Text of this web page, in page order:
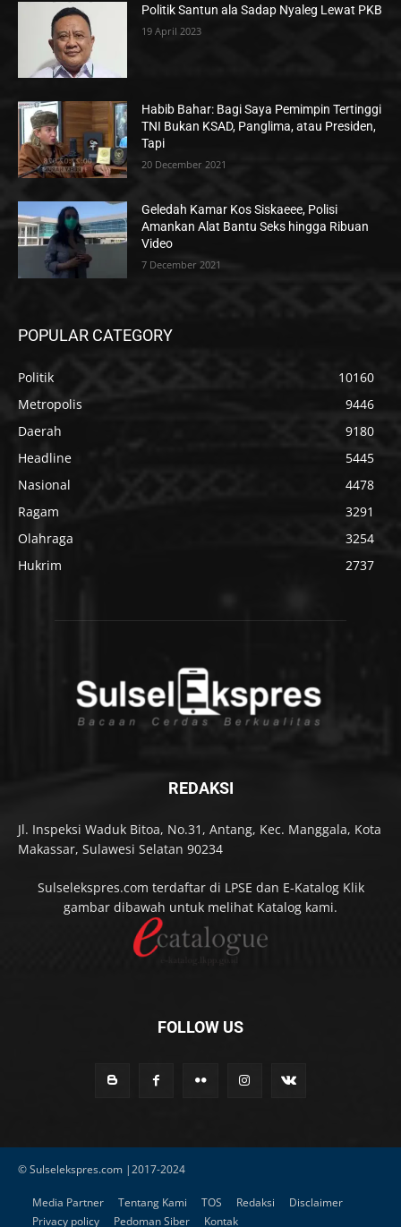
Politik Santun ala Sadap Nyaleg Lewat PKB
19 April 2023
Habib Bahar: Bagi Saya Pemimpin Tertinggi
TNI Bukan KSAD, Panglima, atau Presiden,
Tapi
20 December 2021
Geledah Kamar Kos Siskaeee, Polisi
Amankan Alat Bantu Seks hingga Ribuan
Video
7 December 2021
POPULAR CATEGORY
Politik
10160
Metropolis
9446
Daerah
9180
Headline
5445
Nasional
4478
Ragam
3291
Olahraga
3254
Hukrim
2737
REDAKSI
Jl. Inspeksi Waduk Bitoa, No.31, Antang, Kec. Manggala, Kota
Makassar, Sulawesi Selatan 90234
Sulselekspres.com terdaftar di LPSE dan E-Katalog Klik
gambar dibawah untuk melihat Katalog kami.
FOLLOW US
© Sulselekspres.com |2017-2024
Media Partner Tentang Kami TOS Redaksi
Disclaimer
Privacy policy
Pedoman Siber Kontak